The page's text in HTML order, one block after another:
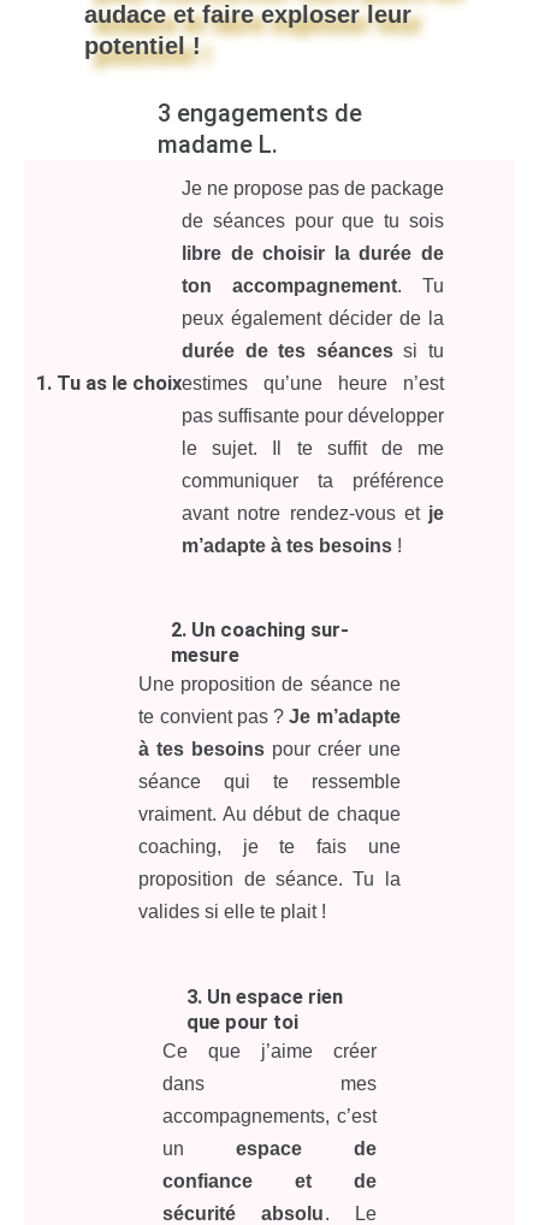
audace et faire exploser leur
potentiel !
3 engagements de
madame L.
1. Tu as le choix
Je ne propose pas de package
de séances pour que tu sois
libre de choisir la durée de
ton accompagnement. Tu
peux également décider de la
durée de tes séancessi tu
estimes qu’une heure n’est
pas suffisante pour développer
le sujet. Il te suffit de me
communiquer ta préférence
avant notre rendez-vous et je
m’adapte à tes besoins !
2. Un coaching sur-
mesure
Une proposition de séance ne
te convient pas ?Je m’adapte
à tes besoins pour créer une
séance qui te ressemble
vraiment. Au début de chaque
coaching, je te fais une
proposition de séance. Tu la
valides si elle te plait !
3. Un espace rien
que pour toi
Ce que j’aime créer
dans mes
accompagnements, c’est
un espace de
confiance et de
sécurité absolu. Le